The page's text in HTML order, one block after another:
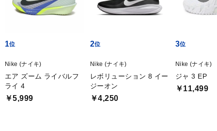
1
Nike (ナイキ)
エア ズーム ライバルフ
ライ 4
￥5,999
2
Nike (ナイキ)
レボリューション 8 イー
ジーオン
￥4,250
3
Nike (ナイキ)
ジャ 3 EP
￥11,499